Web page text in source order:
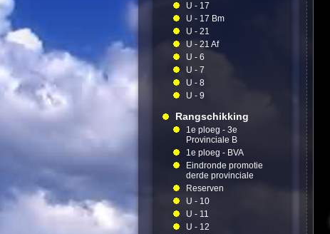
U - 17
U - 17 Bm
U - 21
U - 21 Af
U - 6
U - 7
U - 8
U - 9
Rangschikking
1e ploeg - 3e
Provinciale B
1e ploeg - BVA
Eindronde promotie
derde provinciale
Reserven
U - 10
U - 11
U - 12